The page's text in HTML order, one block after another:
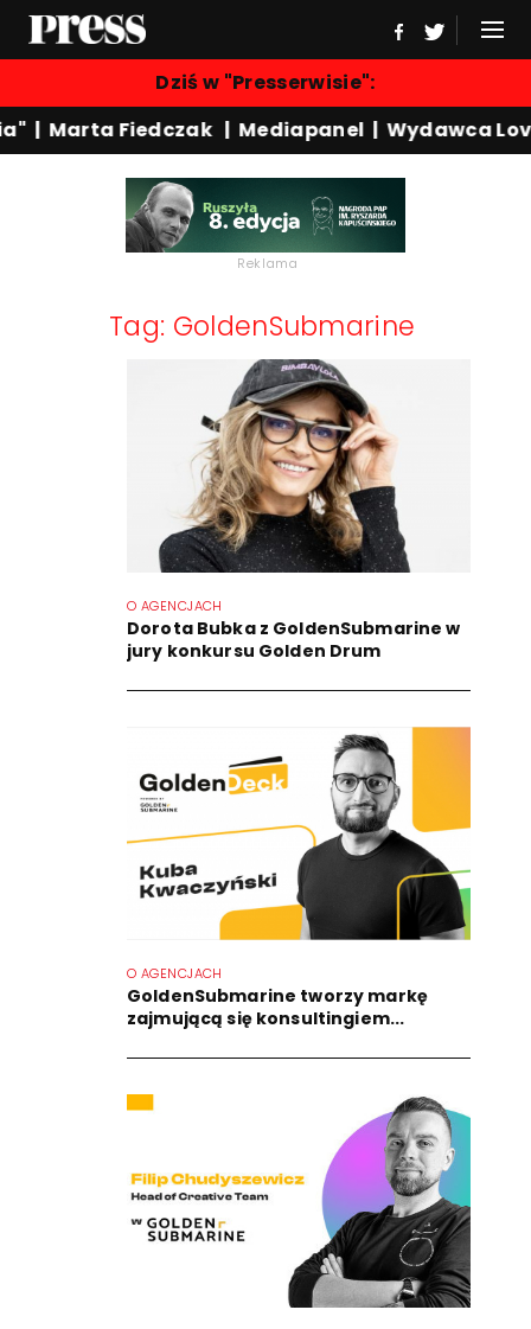
Dziś w "Presserwisie":
| Marta Fiedczak Mediapanel| Wydawca
Reklama
Tag: GoldenSubmarine
O AGENCJACH
Dorota Bubka z GoldenSubmarine w
jury konkursu Golden Drum
O AGENCJACH
GoldenSubmarine tworzy markę
zajmującą się konsultingiem...